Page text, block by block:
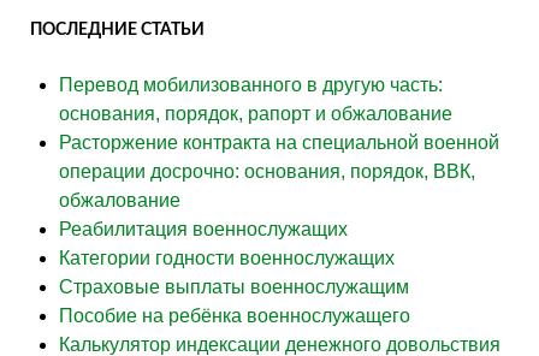
ПОСЛЕДНИЕ СТАТЬИ
Перевод мобилизованного в другую часть:
основания, порядок, рапорт и обжалование
Расторжение контракта на специальной военной
операции досрочно: основания, порядок, ВВК,
обжалование
Реабилитация военнослужащих
Категории годности военнослужащих
Страховые выплаты военнослужащим
Пособие на ребёнка военнослужащего
Калькулятор индексации денежного довольствия